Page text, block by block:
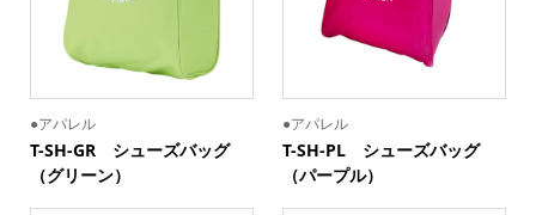
●アパレル
T-SH-GR シューズバッグ
（グリーン）
●アパレル
T-SH-PL シューズバッグ
（パープル）